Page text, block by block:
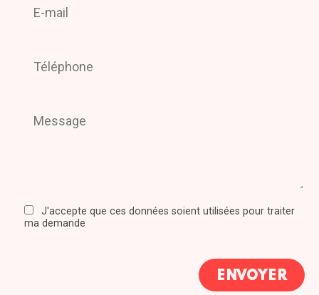
J'accepte que ces données soient utilisées pour traiter
ma demande